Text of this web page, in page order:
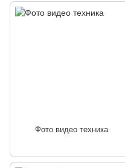
Фото видео техника